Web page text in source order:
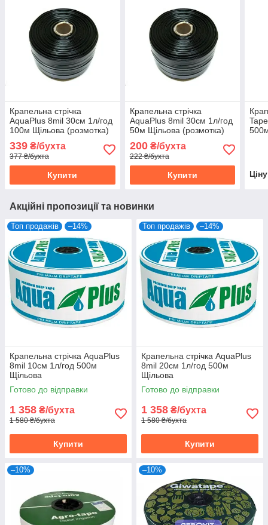
Крапельна стрічка
AquaPlus 8mil 30см 1л/год
100м Щільова (розмотка)
339 ₴/бухта
377 ₴/бухта
Купити
Крапельна стрічка
AquaPlus 8mil 30см 1л/год
50м Щільова (розмотка)
200₴/бухта
222 ₴/бухта
Купити
Акційні пропозиції та новинки
Топ продажів –14%
Крапельна стрічка AquaPlus
8mil 10см 1л/год 500м
Щільова
Готово до відправки
1 358 ₴/бухта
1 580 ₴/бухта
Купити
Топ продажів –14%
Крапельна стрічка AquaPlus
8mil 20см 1л/год 500м
Щільова
Готово до відправки
1 358 ₴/бухта
1 580 ₴/бухта
Купити
–10% –10%